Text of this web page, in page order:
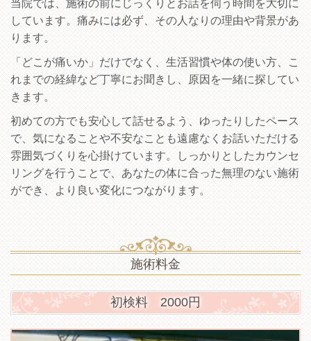
当院では、施術の前にじっくりとお話を伺う時間を大切に
しています。痛みには必ず、その人なりの理由や背景があ
ります。
「どこが痛いか」だけでなく、生活習慣や体の使い方、こ
れまでの経緯など丁寧にお聞きし、原因を一緒に探してい
きます。
初めての方でも安心して話せるよう、ゆったりしたペース
で、気になることや不安なことも遠慮なくお話いただける
雰囲気づくりを心掛けています。しっかりとしたカウンセ
リングを行うことで、あなたの体に合った無理のない施術
ができ、より良い変化につながります。
施術料金
初検料 2000円